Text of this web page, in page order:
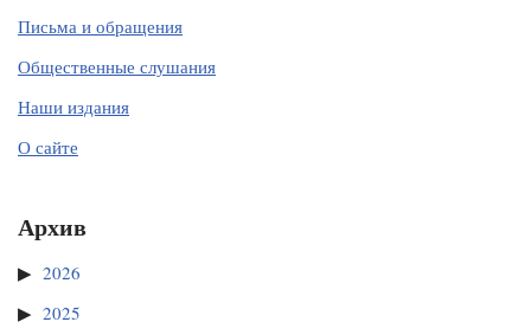
Письма и обращения
Общественные слушания
Наши издания
О сайте
Архив
2026
2025